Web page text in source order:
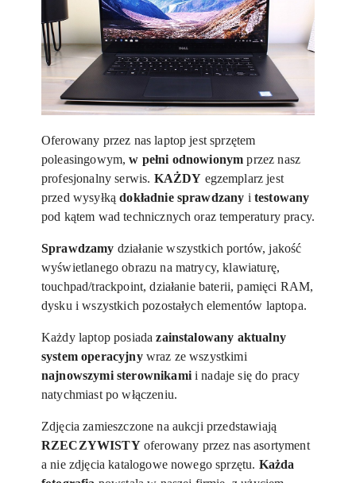
Oferowany przez nas laptop jest sprzętem
poleasingowym,w pełni odnowionym przez nasz
profesjonalny serwis. KAŻDY egzemplarz jest
przed wysyłkądokładnie sprawdzany i testowany
pod kątem wad technicznych oraz temperatury pracy.
Sprawdzamy działanie wszystkich portów, jakość
wyświetlanego obrazu na matrycy, klawiaturę,
touchpad/trackpoint, działanie baterii, pamięci RAM,
dysku i wszystkich pozostałych elementów laptopa.
Każdy laptop posiadazainstalowany aktualny
system operacyjnywraz ze wszystkimi
najnowszymi sterownikamii nadaje się do pracy
natychmiast po włączeniu.
Zdjęcia zamieszczone na aukcji przedstawiają
RZECZYWISTYoferowany przez nas asortyment
a nie zdjęcia katalogowe nowego sprzętu. Każda